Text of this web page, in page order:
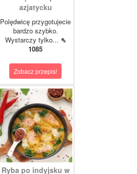
azjatycku
Polędwicę przygotujecie
bardzo szybko.
Wystarczy tylko... ⇖
1085
Zobacz przepis!
Ryba po indyjsku w